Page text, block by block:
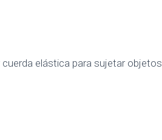
elástica para sujetar objetos